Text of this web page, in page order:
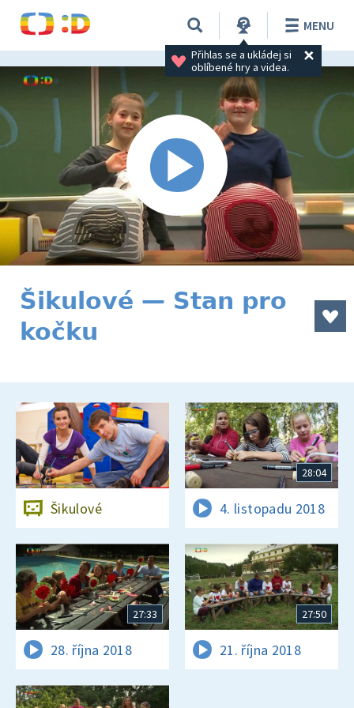
Přihlas se a ukládej si
oblíbené hry a videa.
MENU
Šikulové — Stan pro
kočku
Šikulové
28:04
4. listopadu 2018
27:33
28. října 2018
27:50
21. října 2018